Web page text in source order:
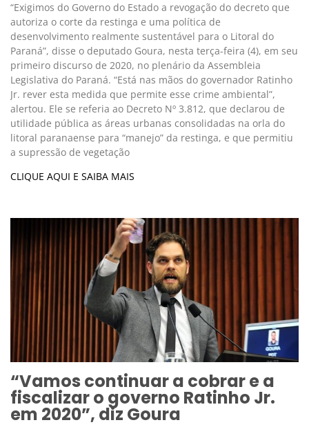
“Exigimos do Governo do Estado a revogação do decreto que
autoriza o corte da restinga e uma política de
desenvolvimento realmente sustentável para o Litoral do
Paraná”, disse o deputado Goura, nesta terça-feira (4), em seu
primeiro discurso de 2020, no plenário da Assembleia
Legislativa do Paraná. “Está nas mãos do governador Ratinho
Jr. rever esta medida que permite esse crime ambiental”,
alertou. Ele se referia ao Decreto Nº 3.812, que declarou de
utilidade pública as áreas urbanas consolidadas na orla do
litoral paranaense para “manejo” da restinga, e que permitiu
a supressão de vegetação
CLIQUE AQUI E SAIBA MAIS
“Vamos continuar a cobrar e a
fiscalizar o governo Ratinho Jr.
em 2020”, diz Goura